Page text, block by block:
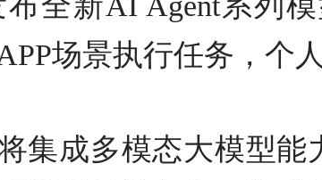
场景执行任务，个
集成多模态大模型能